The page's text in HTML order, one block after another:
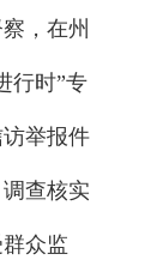
，在州
行时”专
举报件
查核实
众监